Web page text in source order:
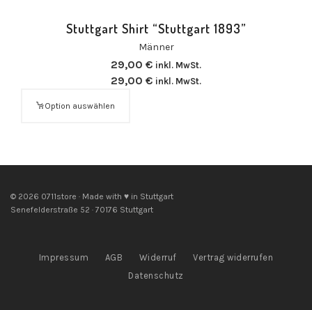
Stuttgart Shirt “Stuttgart 1893”
Männer
29,00 € inkl. MwSt.
29,00 € inkl. MwSt.
Option auswählen
© 2026 0711store · Made with ♥ in Stuttgart
Senefelderstraße 52 · 70176 Stuttgart
Impressum AGB Widerruf
Vertrag widerrufen
Datenschutz